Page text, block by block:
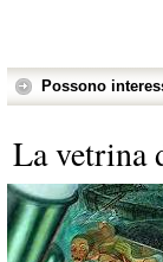
Possono
La vetrina